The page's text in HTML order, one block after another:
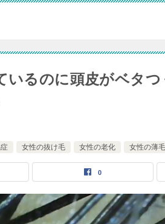
いるのに頭皮がベタ
女性の抜け毛 女性の老化 女性の薄毛
0